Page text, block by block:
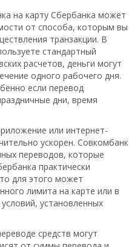
на карту Сбербанка может
от способа, которым вы
транзакции. В
стандартный
расчетов, деньги могут
одного рабочего дня.
если перевод
дни, время
или интернет-
ускорен. Совкомбанк
переводов, которые
практически
для этого может
лимита на карте или в
установленных
средств могут